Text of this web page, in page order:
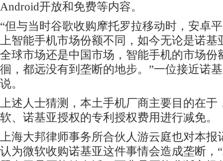
Android开放和免费等内容。
“但与当时谷歌收购摩托罗拉移动时，安卓
上智能手机市场份额不同，如今无论是诺基
全球市场还是中国市场，智能手机的市场份
徊，都远没有到垄断的地步。”一位接近诺
说。
上述人士猜测，本土手机厂商主要目的在于
软、诺基亚授权的专利授权费用进行减免。
上海大邦律师事务所合伙人游云庭也对本报
认为微软收购诺基亚这件事情会造成垄断，